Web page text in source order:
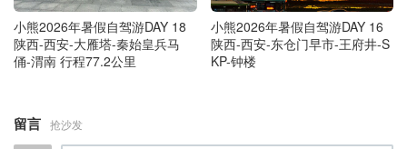
小熊2026年暑假自驾游DAY 18
陕西-西安-大雁塔-秦始皇兵马
俑-渭南 行程77.2公里
小熊2026年暑假自驾游DAY 16
陕西-西安-东仓门早市-王府井-S
KP-钟楼
留言 抢沙发